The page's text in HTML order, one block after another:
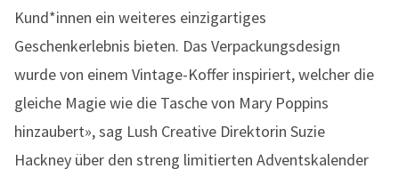
Kund*innen ein weiteres einzigartiges
Geschenkerlebnis bieten. Das Verpackungsdesign
wurde von einem Vintage-Koffer inspiriert, welcher die
gleiche Magie wie die Tasche von Mary Poppins
hinzaubert», sag Lush Creative Direktorin Suzie
Hackney über den streng limitierten Adventskalender